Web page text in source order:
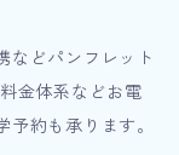
などパンフレット
金体系などお電
約も承ります。